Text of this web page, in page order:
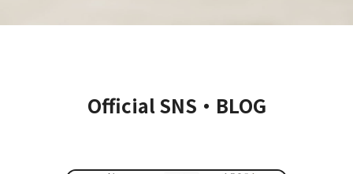
Official SNS・BLOG